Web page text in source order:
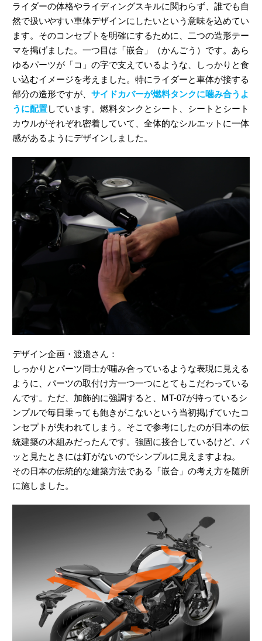
ライダーの体格やライディングスキルに関わらず、誰でも自
然で扱いやすい車体デザインにしたいという意味を込めてい
ます。そのコンセプトを明確にするために、二つの造形テー
マを掲げました。一つ目は「嵌合」（かんごう）です。あら
ゆるパーツが「コ」の字で支えているような、しっかりと食
い込むイメージを考えました。特にライダーと車体が接する
部分の造形ですが、 サイドカバーが燃料タンクに噛み合うよ
うに配置しています。燃料タンクとシート、シートとシート
カウルがそれぞれ密着していて、全体的なシルエットに一体
感があるようにデザインしました。
デザイン企画・渡邉さん：
しっかりとパーツ同士が噛み合っているような表現に見える
ように、パーツの取付け方一つ一つにとてもこだわっている
んです。ただ、加飾的に強調すると、MT-07が持っているシ
ンプルで毎日乗っても飽きがこないという当初掲げていたコ
ンセプトが失われてしまう。そこで参考にしたのが日本の伝
統建築の木組みだったんです。強固に接合しているけど、パ
ッと見たときには釘がないのでシンプルに見えますよね。
その日本の伝統的な建築方法である「嵌合」の考え方を随所
に施しました。